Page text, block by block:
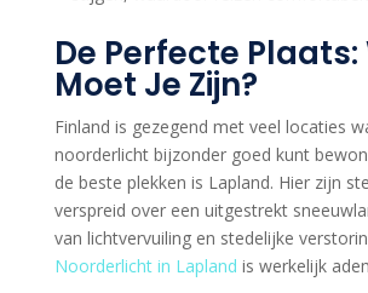
De Perfecte
Moet Je Zijn?
Finland is gezegend met veel locaties
noorderlicht bijzonder goed kunt
de beste plekken is Lapland. Hier zijn
verspreid over een uitgestrekt
van lichtvervuiling en stedelijke
Noorderlicht in Lapland is werkelijk